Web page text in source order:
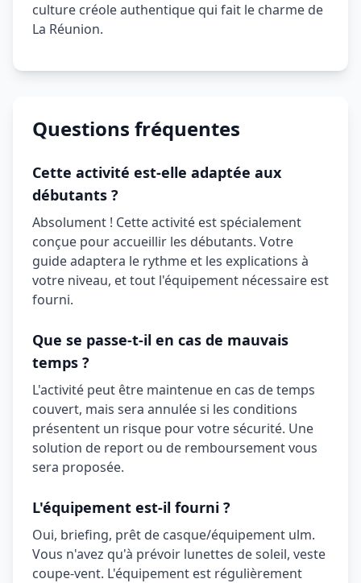
culture créole authentique qui fait le charme de
La Réunion.
Questions fréquentes
Cette activité est-elle adaptée aux
débutants ?
Absolument ! Cette activité est spécialement
conçue pour accueillir les débutants. Votre
guide adaptera le rythme et les explications à
votre niveau, et tout l'équipement nécessaire est
fourni.
Que se passe-t-il en cas de mauvais
temps ?
L'activité peut être maintenue en cas de temps
couvert, mais sera annulée si les conditions
présentent un risque pour votre sécurité. Une
solution de report ou de remboursement vous
sera proposée.
L'équipement est-il fourni ?
Oui, briefing, prêt de casque/équipement ulm.
Vous n'avez qu'à prévoir lunettes de soleil, veste
coupe‑vent. L'équipement est régulièrement